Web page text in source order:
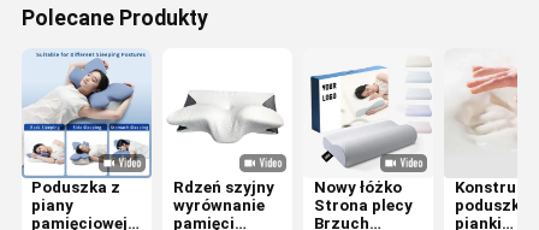
Polecane Produkty
Poduszka z
piany
pamięciowej
Rdzeń szyjny
wyrównanie
pamięci
Nowy łóżko
Strona plecy
Brzuch
poduszka
pianki